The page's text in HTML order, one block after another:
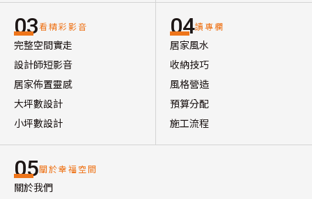
03看精彩影音
完整空間實走
設計師短影音
居家佈置靈感
大坪數設計
小坪數設計
04讀專欄
居家風水
收納技巧
風格營造
預算分配
施工流程
05關於幸福空間
關於我們